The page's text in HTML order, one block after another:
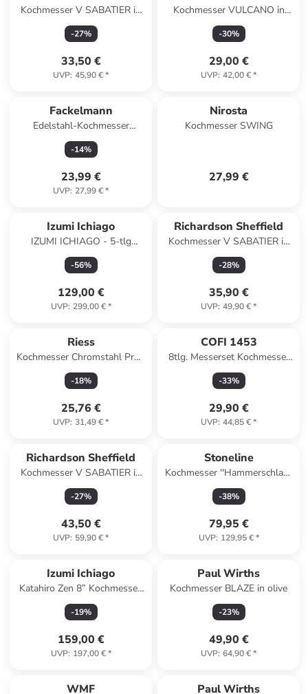
Kochmesser V SABATIER in
schwarz
-27%
33,50 €
UVP: 45,90 €*
Kochmesser VULCANO in
schwarz
-30%
29,00 €
UVP: 42,00 €*
Fackelmann
Edelstahl-Kochmesser
"Swing" - (L)35 cm
-14%
23,99 €
UVP: 27,99 €*
Nirosta
Kochmesser SWING
27,99 €
Izumi Ichiago
IZUMI ICHIAGO - 5-tlg
Kochmesser Set mit
Magnetständer
-56%
129,00 €
UVP: 299,00 €*
Richardson Sheffield
Kochmesser V SABATIER in
schwarz
-28%
35,90 €
UVP: 49,90 €*
Riess
Kochmesser Chromstahl Profi
geschmiedet in Schwarz
-18%
25,76 €
UVP: 31,49 €*
COFI 1453
8tlg. Messerset Kochmesser
schwarz in Schwarz
-33%
29,90 €
UVP: 44,85 €*
Richardson Sheffield
Kochmesser V SABATIER in
schwarz
-27%
43,50 €
UVP: 59,90 €*
Stoneline
Kochmesser ''Hammerschlag''
in Hellbraun - (L)34 cm
-38%
79,95 €
UVP: 129,95 €*
Izumi Ichiago
Katahiro Zen 8” Kochmesser,
VG-10 Damast Stahl,
Ahorn/Acrylharz Griff
-19%
159,00 €
UVP: 197,00 €*
Paul Wirths
Kochmesser BLAZE in olive
-23%
49,90 €
UVP: 64,90 €*
WMF Paul Wirths